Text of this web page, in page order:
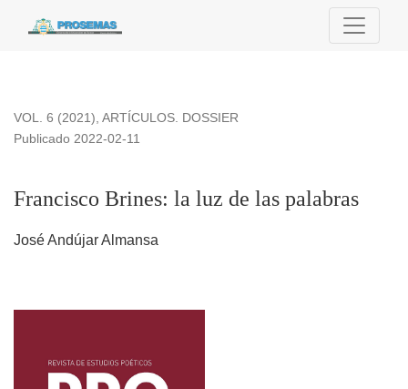
VOL. 6 (2021), ARTÍCULOS. DOSSIER
Francisco Brines: la luz de las palabras
Publicado 2022-02-11
José Andújar Almansa